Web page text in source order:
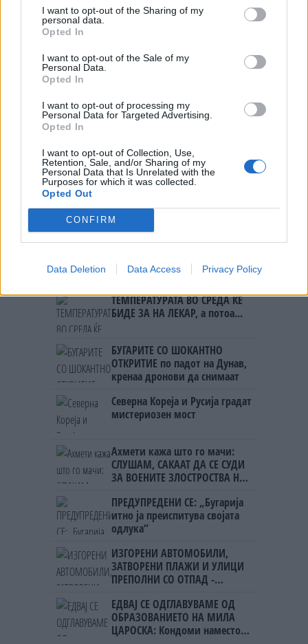
I want to opt-out of the Sharing of my
personal data.
Opted In
I want to opt-out of the Sale of my
Personal Data.
Opted In
I want to opt-out of processing my
Personal Data for Targeted Advertising.
Opted In
I want to opt-out of Collection, Use,
Retention, Sale, and/or Sharing of my
Personal Data that Is Unrelated with the
Purposes for which it was collected.
Opted Out
CONFIRM
Data Deletion Data Access Privacy Policy
Почина таткото на Лионел Меси
НАЈЧИТАНИ ВО ПОСЛЕДНИ 7 ДЕНА
СЕ СПРЕМА МЕТЕОРОЛОШКИ
ХАОС ЗА ЗИМАТА 2026/2027
МАКЕДОНЦИТЕ ВО СРБИЈА:
ФОРМИРАН МАКЕДОНСКИОТ
НАЦИОНАЛЕН СОЈУЗ
ОСЛОБОДИМЕ- Скандалозна
објава на вицепремиерот на
ТЕМПЕРАТУРАТА ВО СРЕДА ЌЕ
БИДЕ ЗА НА ЛЕКАР, а потоа...
БУГАРИТЕ СО ШОКАНТНО
ОТКРИТИЕ по падот на Дунав,
кренаа дронови да снимаат
Северна Кореја и Русија градат
мистериозен мост
Ахмети кажа што го мачи:
СЛУШАМ, САКААТ ДА СЕ СУДИ
ЗА ВОЕНИТЕ ЗЛОСТРОСТВА НА
ПРЕДУПРЕДЕНИ СЕ: „Бугарија
итно ја преиспитува својата
одлука“
ИЗГОРЕНИ АВТОМОБИЛИ,
ЗАТВОРЕНИ ПЛАЖИ И УЛИЦИ
ПРЕПОЛНИ СО ОТПАД -
мигрантскиот бран кон Сеута
ЕДВАЈ СЕ ОДГЛАВУВАМЕ ОД
ОБРАЗОВАНИЕТО НА МИЛА
ЦАРОСКА: Кондоми наместо